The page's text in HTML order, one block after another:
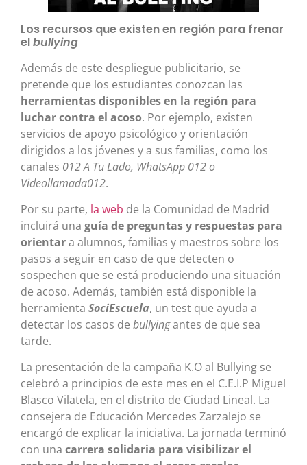
Los recursos que existen en región para frenar
elbullying
Además de este despliegue publicitario, se
pretende que los estudiantes conozcan las
herramientas disponibles en la región para
luchar contra el acoso. Por ejemplo, existen
servicios de apoyo psicológico y orientación
dirigidos a los jóvenes y a sus familias, como los
canales 012 A Tu Lado, WhatsApp 012 o
Videollamada012.
Por su parte, la web de la Comunidad de Madrid
incluirá una guía de preguntas y respuestas para
orientara alumnos, familias y maestros sobre los
pasos a seguir en caso de que detecten o
sospechen que se está produciendo una situación
de acoso. Además, también está disponible la
herramienta SociEscuela, un test que ayuda a
detectar los casos de bullyingantes de que sea
tarde.
La presentación de la campaña K.O al Bullying se
celebró a principios de este mes en el C.E.I.P Miguel
Blasco Vilatela, en el distrito de Ciudad Lineal. La
consejera de Educación Mercedes Zarzalejo se
encargó de explicar la iniciativa. La jornada terminó
con una carrera solidaria para visibilizar el